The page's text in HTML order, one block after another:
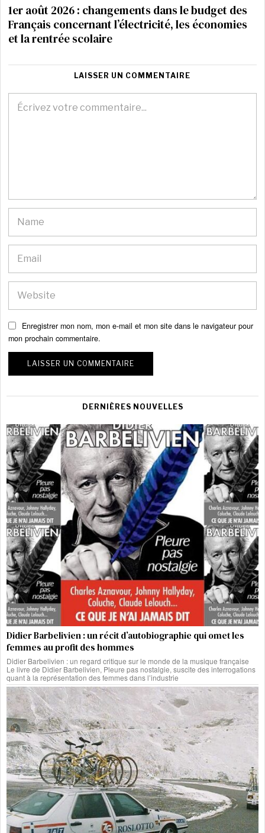
1er août 2026 : changements dans le budget des
Français concernant l’électricité, les économies
et la rentrée scolaire
LAISSER UN COMMENTAIRE
Enregistrer mon nom, mon e-mail et mon site dans le navigateur pour
mon prochain commentaire.
DERNIÈRES NOUVELLES
Didier Barbelivien : un récit d’autobiographie qui omet les
femmes au profit des hommes
Didier Barbelivien : un regard critique sur le monde de la musique française
Le livre de Didier Barbelivien, Pleure pas nostalgie, suscite des interrogations
quant à la représentation des femmes dans l’industrie